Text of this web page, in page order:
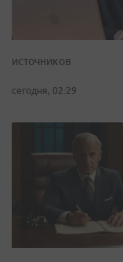
источников
сегодня, 02:29